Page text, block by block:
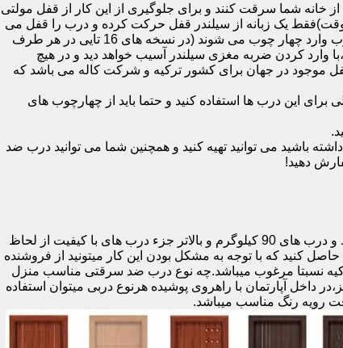
خانه شما سرقت کنند و برای جلوگیری از این کار از قفل مولتی
سویچ (به معنای قفل موقت)فقط یک زبانه از سیلندر قفل حرکت کرده و درب را قفل می
کند و در دو با قفل سویچ (در قفل های 20 تایی )پنج زبانه از قسمت بالای درب،پانزده زبانه هم از قسمت بالا،وسط و پایین قسمت کناری درب وارد چهار چوب می شوند (در نسخه های 16 تایی در هر طرف
وارد کردن ضربه مغزی سیلندر آسیب خواهد دید و در هیچ
قفل موجود در جهان برای کشور ترکیه و شرکت کاله می باشد که
این درب ها استفاده کنید و حتما باید از چهارچوب های
باشید می توانید تهیه کنید و همچنین شما می توانید درب ضد
دهید!
اولین راه وزن درب هست که به صورت کلی درب های کمتر از 60 کیلوگرم جزء درب های بی کیفیت محسوب میشود،70 تا 90 درب های متوسط و درب های 90 کیلوگرم و بالاتر جزء درب های با کیفیت از لحاظ
کنید که با توجه به مشکل بودن این کار میتونید از فروشنده
نسبتا مرغوب میباشد.چه نوع درب ضد سرقتی مناسب منزل
ملامینه،رویه فلز،در داخل آپارتمان با راهروی پوشیده هرنوع دربی میتوان استفاده
رویه رنگ مناسب میباشد.